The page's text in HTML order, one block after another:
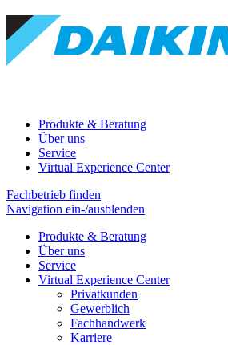
Produkte & Beratung
Über uns
Service
Virtual Experience Center
Fachbetrieb finden
Navigation ein-/ausblenden
Produkte & Beratung
Über uns
Service
Virtual Experience Center
Privatkunden
Gewerblich
Fachhandwerk
Karriere